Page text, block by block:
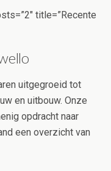
title=”Recente
uitgegroeid tot
en uitbouw. Onze
opdracht naar
een overzicht van